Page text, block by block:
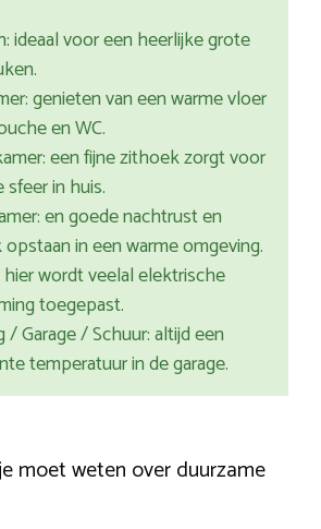
ideaal voor een heerlijke grote
genieten van een warme vloer
en WC.
een fijne zithoek zorgt voor
in huis.
en goede nachtrust en
in een warme omgeving.
wordt veelal elektrische
toegepast.
/ Garage / Schuur: altijd een
temperatuur in de garage.
moet weten over duurzame